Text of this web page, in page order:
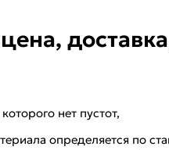
нет пустот,
определяется по